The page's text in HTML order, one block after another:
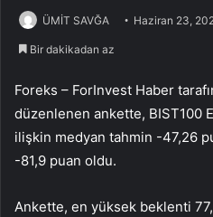
ÜMİT SAVĞA Haziran 23,
Bir dakikadan az
Foreks – ForInvest Haber
düzenlenen ankette, BIST100
ilişkin medyan tahmin -47,26
-81,9 puan oldu.
Ankette, en yüksek beklenti